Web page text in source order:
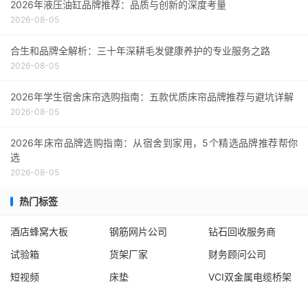
2026年液压油缸品牌推荐：品质与创新的深度考量
2026-08-05
合生和品牌全解析：三十年深耕毛发健康养护的专业服务之路
2026-08-05
2026年学生宿舍床帘选购指南：五款优质床帘品牌推荐与避坑详解
2026-08-05
2026年床帘品牌选购指南：从宿舍到家用，5个精选品牌推荐帮你
选
2026-08-05
热门标签
酒店蜂窝大板 钢筋网片公司
钻石回收服务商
试验箱
货架厂家
财务顾问公司
短视频
床垫
VCI双金属电缆桥架